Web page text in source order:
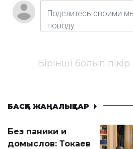
Бірінші болып
БАСҚА ЖАҢАЛЫҚТАР
Без паники и
домыслов: Токаев